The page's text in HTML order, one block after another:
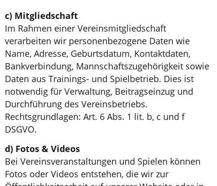
c) Mitgliedschaft
Im Rahmen einer Vereinsmitgliedschaft
verarbeiten wir personenbezogene Daten wie
Name, Adresse, Geburtsdatum, Kontaktdaten,
Bankverbindung, Mannschaftszugehörigkeit sowie
Daten aus Trainings- und Spielbetrieb. Dies ist
notwendig für Verwaltung, Beitragseinzug und
Durchführung des Vereinsbetriebs.
Rechtsgrundlagen: Art. 6 Abs. 1 lit. b, c und f
DSGVO.
d) Fotos & Videos
Bei Vereinsveranstaltungen und Spielen können
Fotos oder Videos entstehen, die wir zur